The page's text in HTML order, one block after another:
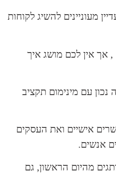
מעוניינים להשיג לקוחות
אך אין לכם מושג איך
נכון עם מינימום תקציב
אישיים ואת העסקים
אנשים.
מהיום הראשון, גם